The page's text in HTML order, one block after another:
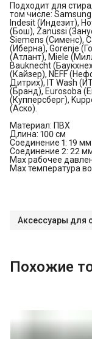
Подходит для
том числе:
Indesit (Индезит),
(Бош), Zanussi
Siemens (Сименс),
(Иберна), Gorenje
(Атлант), Miele
Bauknecht
(Кайзер), NEFF
Дитрих), IT Wash
(Бранд), Eurosoba
(Купперсберг),
(Аско).
Материал: ПВХ
Длина: 100 см
Соединение 1: 19 мм
Соединение 2: 22
Max рабочее
Max температура
Похожие